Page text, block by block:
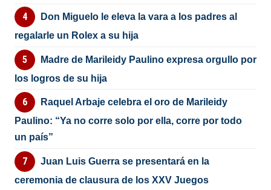
Don Miguelo le eleva la vara a los padres al
regalarle un Rolex a su hija
Madre de Marileidy Paulino expresa orgullo por
los logros de su hija
Raquel Arbaje celebra el oro de Marileidy
Paulino: “Ya no corre solo por ella, corre por todo
un país”
Juan Luis Guerra se presentará en la
ceremonia de clausura de los XXV Juegos